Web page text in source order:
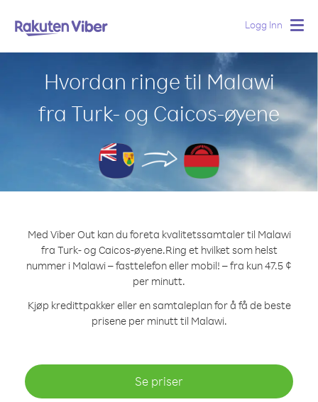
Logg Inn
Hvordan ringe til Malawi
fra Turk- og Caicos-øyene
Med Viber Out kan du foreta kvalitetssamtaler til Malawi
fra Turk- og Caicos-øyene.Ring et hvilket som helst
nummer i Malawi – fasttelefon eller mobil! – fra kun 47.5 ¢
per minutt.
Kjøp kredittpakker eller en samtaleplan for å få de beste
prisene per minutt til Malawi.
Se priser